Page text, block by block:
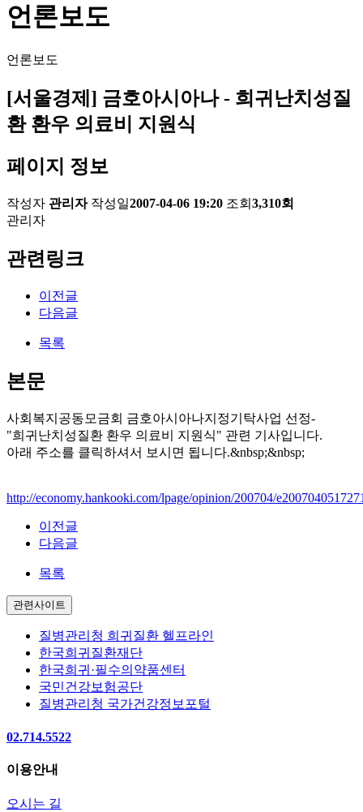
언론보도
언론보도
[서울경제] 금호아시아나 - 희귀난치성질
환 환우 의료비 지원식
페이지 정보
작성자 관리자 작성일2007-04-06 19:20 조회 3,310회
관리자
관련링크
이전글
다음글
목록
본문
사회복지공동모금회 금호아시아나지정기탁사업 선정-
"희귀난치성질환 환우 의료비 지원식" 관련 기사입니다.
아래 주소를 클릭하셔서 보시면 됩니다.&nbsp;&nbsp;
http://economy.hankooki.com/lpage/opinion/200704/
이전글
다음글
목록
관련사이트
질병관리청 희귀질환 헬프라인
한국희귀질환재단
한국희귀·필수의약품센터
국민건강보험공단
질병관리청 국가건강정보포털
02.714.5522
이용안내
오시는 길